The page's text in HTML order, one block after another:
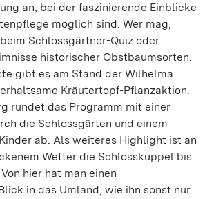
an, bei der faszinierende Einblicke
möglich sind. Wer mag,
Schlossgärtner-Quiz oder
historischer Obstbaumsorten.
gibt es am Stand der Wilhelma
Kräutertopf-Pflanzaktion.
rundet das Programm mit einer
die Schlossgärten und einem
ab. Als weiteres Highlight ist an
Wetter die Schlosskuppel bis
hier hat man einen
in das Umland, wie ihn sonst nur